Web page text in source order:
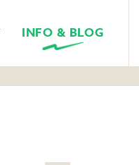
INFO & BLOG